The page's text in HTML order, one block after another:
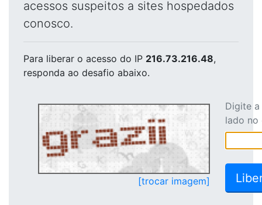
acessos suspeitos a sites hospedados
conosco.
Para liberar o acesso do IP 216.73.216.48,
responda ao desafio abaixo.
[trocar imagem]
Digite
lado no